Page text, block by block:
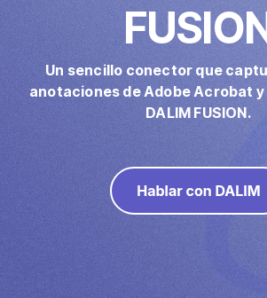
PDFLight (Herramienta gratuita de compresión de PDF)
Un sencillo conector que
anotaciones de Adobe Acrobat y
DALIM FUSION.